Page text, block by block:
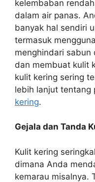
kelembaban
dalam air panas.
banyak hal sendiri
termasuk
menghindari sabun
dan membuat kulit
kulit kering sering
lebih lanjut tentang
kering.
Gejala dan Tanda
Kulit kering
dimana Anda
kemarau misalnya.